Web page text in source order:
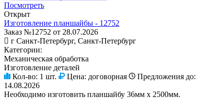
Посмотреть
Открыт
Изготовление планшайбы - 12752
Заказ №12752 от 28.07.2026
г Санкт-Петербург, Санкт-Петербург
Категории:
Механическая обработка
Изготовление деталей
Кол-во: 1 шт. Цена: договорная
Предложения до:
14.08.2026
Необходимо изготовить планшайбу 36мм х 2500мм.